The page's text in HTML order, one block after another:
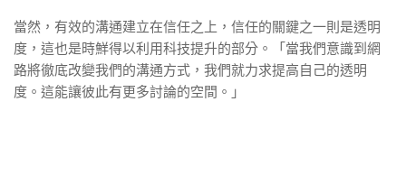
當然，有效的溝通建立在信任之上，信任的關鍵之一則是透明
度，這也是時鮮得以利用科技提升的部分。「當我們意識到網
路將徹底改變我們的溝通方式，我們就力求提高自己的透明
度。這能讓彼此有更多討論的空間。」